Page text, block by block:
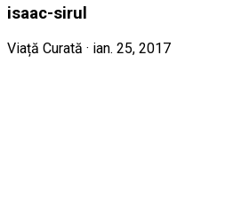
isaac-sirul
Viață Curată · ian. 25, 2017